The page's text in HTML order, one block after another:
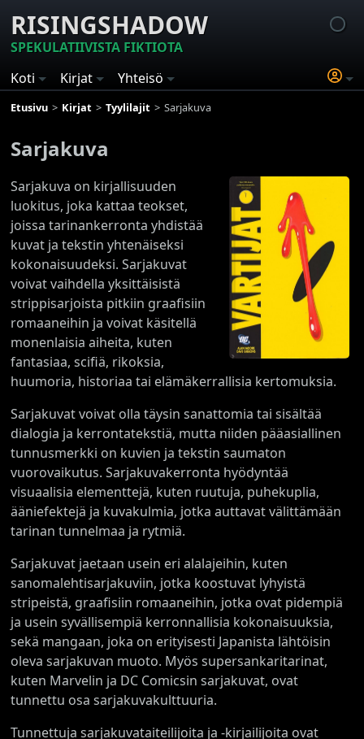
RISINGSHADOW
SPEKULATIIVISTA FIKTIOTA
Koti
Kirjat Yhteisö
Etusivu Kirjat Tyylilajit Sarjakuva
Sarjakuva
Sarjakuva on kirjallisuuden
luokitus, joka kattaa teokset,
joissa tarinankerronta yhdistää
kuvat ja tekstin yhtenäiseksi
kokonaisuudeksi. Sarjakuvat
voivat vaihdella yksittäisistä
strippisarjoista pitkiin graafisiin
romaaneihin ja voivat käsitellä
monenlaisia aiheita, kuten
fantasiaa, scifiä, rikoksia,
huumoria, historiaa tai elämäkerrallisia kertomuksia.
Sarjakuvat voivat olla täysin sanattomia tai sisältää
dialogia ja kerrontatekstiä, mutta niiden pääasiallinen
tunnusmerkki on kuvien ja tekstin saumaton
vuorovaikutus. Sarjakuvakerronta hyödyntää
visuaalisia elementtejä, kuten ruutuja, puhekuplia,
ääniefektejä ja kuvakulmia, jotka auttavat välittämään
tarinan tunnelmaa ja rytmiä.
Sarjakuvat jaetaan usein eri alalajeihin, kuten
sanomalehtisarjakuviin, jotka koostuvat lyhyistä
stripeistä, graafisiin romaaneihin, jotka ovat pidempiä
ja usein syvällisempiä kerronnallisia kokonaisuuksia,
sekä mangaan, joka on erityisesti Japanista lähtöisin
oleva sarjakuvan muoto. Myös supersankaritarinat,
kuten Marvelin ja DC Comicsin sarjakuvat, ovat
tunnettu osa sarjakuvakulttuuria.
Tunnettuja sarjakuvataiteilijoita ja -kirjailijoita ovat